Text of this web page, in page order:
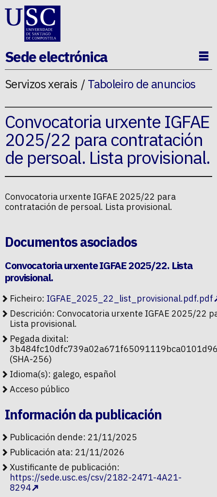
Ir ao contido da p�xina
Sede electrónica
Servizos xerais Taboleiro de anuncios
Convocatoria urxente IGFAE
2025/22 para contratación
de persoal. Lista provisional.
Convocatoria urxente IGFAE 2025/22 para
contratación de persoal. Lista provisional.
Documentos asociados
Convocatoria urxente IGFAE 2025/22. Lista
provisional.
Ficheiro: IGFAE_2025_22_list_provisional.pdf.pdf
Descrición: Convocatoria urxente IGFAE 2025/22
Lista provisional.
Pegada dixital:
(SHA-256)
Idioma(s): galego, español
Acceso público
Información da publicación
Publicación dende: 21/11/2025
Publicación ata: 21/11/2026
Xustificante de publicación:
https://sede.usc.es/csv/2182-2471-4A21-
8294